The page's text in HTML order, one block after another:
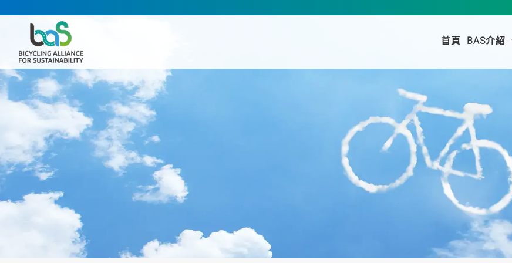
首頁 (current)
BAS介紹